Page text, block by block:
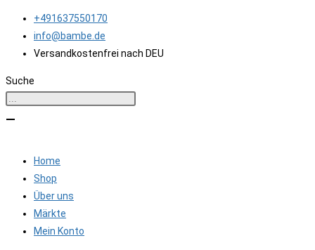
Zum
Inhalt
springen
+491637550170
info@bambe.de
Versandkostenfrei nach DEU
Suche
Home
Shop
Über uns
Märkte
Mein Konto